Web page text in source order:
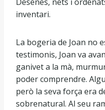
inventari.
La bogeria de Joan no
testimonis, Joan va
ganivet a la mà,
poder comprendre.
però la seva força era
sobrenatural. Al seu